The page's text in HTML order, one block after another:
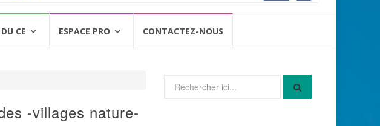
CE ESPACE PRO CONTACTEZ-NOUS
-villages nature-
pour